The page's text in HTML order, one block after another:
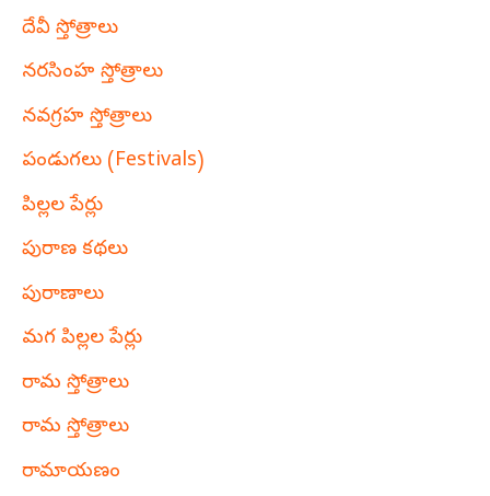
దేవీ స్తోత్రాలు
నరసింహ స్తోత్రాలు
నవగ్రహ స్తోత్రాలు
పండుగలు (Festivals)
పిల్లల పేర్లు
పురాణ కథలు
పురాణాలు
మగ పిల్లల పేర్లు
రామ స్తోత్రాలు
రామ స్తోత్రాలు
రామాయణం